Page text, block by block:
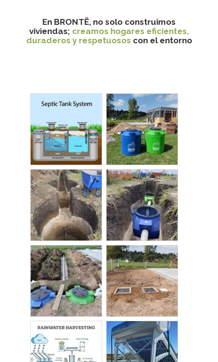
En BRONTË, no solo construimos
viviendas; creamos hogares eficientes,
duraderos y respetuosos con el entorno